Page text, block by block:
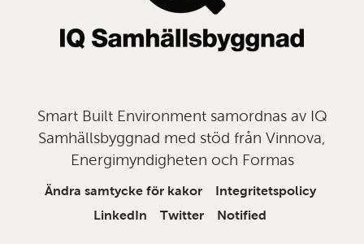
Smart Built Environment samordnas av IQ
Samhällsbyggnad med stöd från Vinnova,
Energimyndigheten och Formas
Ändra samtycke för kakor
Integritetspolicy
LinkedIn
Twitter Notified